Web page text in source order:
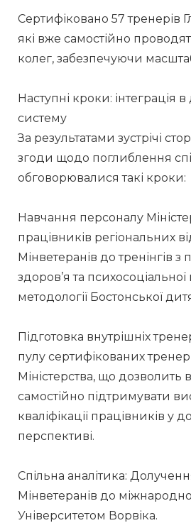
Сертифіковано 57 тренерів
які вже самостійно
колег, забезпечуючи
Наступні кроки: інтеграція
систему
За результатами зустрічі
згоди щодо поглиблення
обговорювалися такі кроки:
Навчання персоналу
працівників регіональних
Мінветеранів до тренінгів з
здоров’я та
методології Бостонської
Підготовка внутрішніх
пулу сертифікованих
Міністерства, що дозволить
самостійно підтримувати
кваліфікації працівників у
перспективі.
Спільна аналітика:
Мінветеранів до
Університетом Ворвіка.